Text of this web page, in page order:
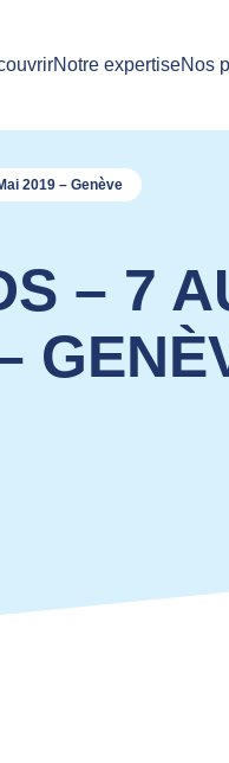
Notre expertiseNos
2019 – Genève
– 7